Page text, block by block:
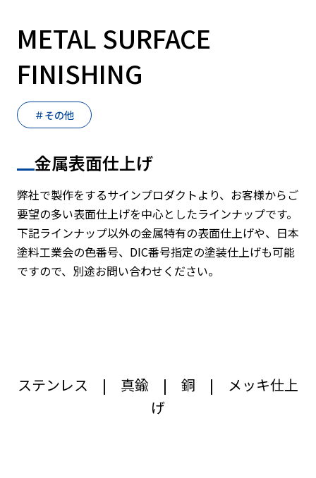
METAL SURFACE
FINISHING
＃その他
金属表面仕上げ
弊社で製作をするサインプロダクトより、お客様からご
要望の多い表面仕上げを中心としたラインナップです。
下記ラインナップ以外の金属特有の表面仕上げや、日本
塗料工業会の色番号、DIC番号指定の塗装仕上げも可能
ですので、別途お問い合わせください。
ステンレス | 真鍮 | 銅 |
メッキ仕上
げ